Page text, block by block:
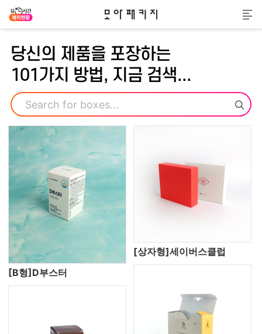
모아패키지
메
당신의 제품을 포장하는
101가지 방법, 지금 검색...
검색
[B형]D부스터
[상자형]세이버스클럽